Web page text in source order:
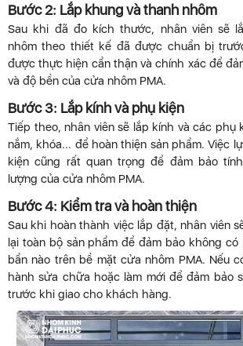
Bước 2: Lắp khung và thanh nhôm
Sau khi đã đo kích thước, nhân viên sẽ
nhôm theo thiết kế đã được chuẩn bị
được thực hiện cẩn thận và chính xác để
và độ bền của cửa nhôm PMA.
Bước 3: Lắp kính và phụ kiện
Tiếp theo, nhân viên sẽ lắp kính và các phụ
nắm, khóa... để hoàn thiện sản phẩm. Việc
kiện cũng rất quan trọng để đảm bảo
lượng của cửa nhôm PMA.
Bước 4: Kiểm tra và hoàn thiện
Sau khi hoàn thành việc lắp đặt, nhân viên
lại toàn bộ sản phẩm để đảm bảo không
bẩn nào trên bề mặt cửa nhôm PMA. Nếu
hành sửa chữa hoặc làm mới để đảm bảo
trước khi giao cho khách hàng.